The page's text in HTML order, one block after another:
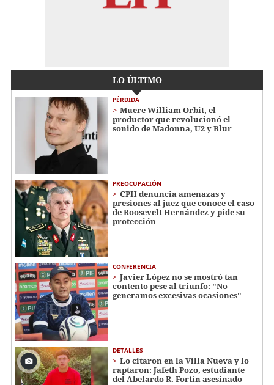
LO ÚLTIMO
PÉRDIDA
Muere William Orbit, el
productor que revolucionó el
sonido de Madonna, U2 y Blur
PREOCUPACIÓN
CPH denuncia amenazas y
presiones al juez que conoce el caso
de Roosevelt Hernández y pide su
protección
CONFERENCIA
Javier López no se mostró tan
contento pese al triunfo: "No
generamos excesivas ocasiones"
DETALLES
Lo citaron en la Villa Nueva y lo
raptaron: Jafeth Pozo, estudiante
del Abelardo R. Fortín asesinado